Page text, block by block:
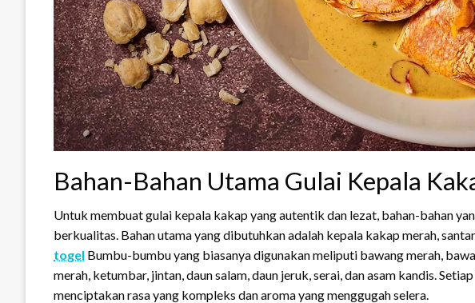
Bahan-Bahan Utama Gulai Kepala
Untuk membuat gulai kepala kakap yang autentik dan lezat, bahan-bahan
berkualitas. Bahan utama yang dibutuhkan adalah kepala kakap merah,
togel Bumbu-bumbu yang biasanya digunakan meliputi bawang merah,
merah, ketumbar, jintan, daun salam, daun jeruk, serai, dan asam kandis.
menciptakan rasa yang kompleks dan aroma yang menggugah selera.